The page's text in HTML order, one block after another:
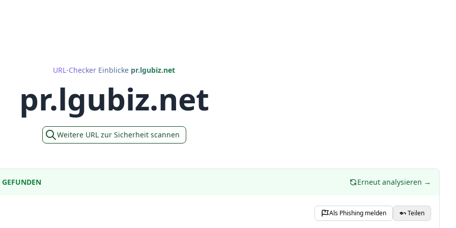
URL-Checker Einblicke pr.lgubiz.net
pr.lgubiz.net
Weitere URL zur Sicherheit scannen
Erneut analysieren →
Als Phishing melden Teilen